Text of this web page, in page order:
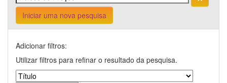
Iniciar uma nova pesquisa
Adicionar filtros:
Utilizar filtros para refinar o resultado da pesquisa.